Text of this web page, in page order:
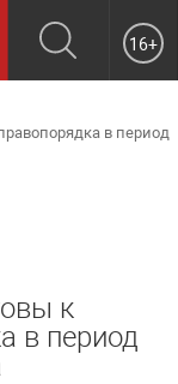
16+
в период
к
в период